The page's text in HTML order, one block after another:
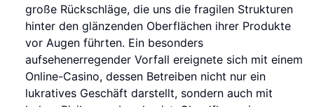
große Rückschläge, die uns die fragilen Strukturen
hinter den glänzenden Oberflächen ihrer Produkte
vor Augen führten. Ein besonders
aufsehenerregender Vorfall ereignete sich mit einem
Online-Casino, dessen Betreiben nicht nur ein
lukratives Geschäft darstellt, sondern auch mit